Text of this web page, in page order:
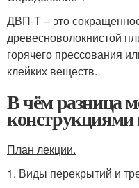
ДВП-Т – это
древесноволокнистой
горячего прессования
клейких веществ.
В чём разница
План лекции.
1. Виды перекрытий и